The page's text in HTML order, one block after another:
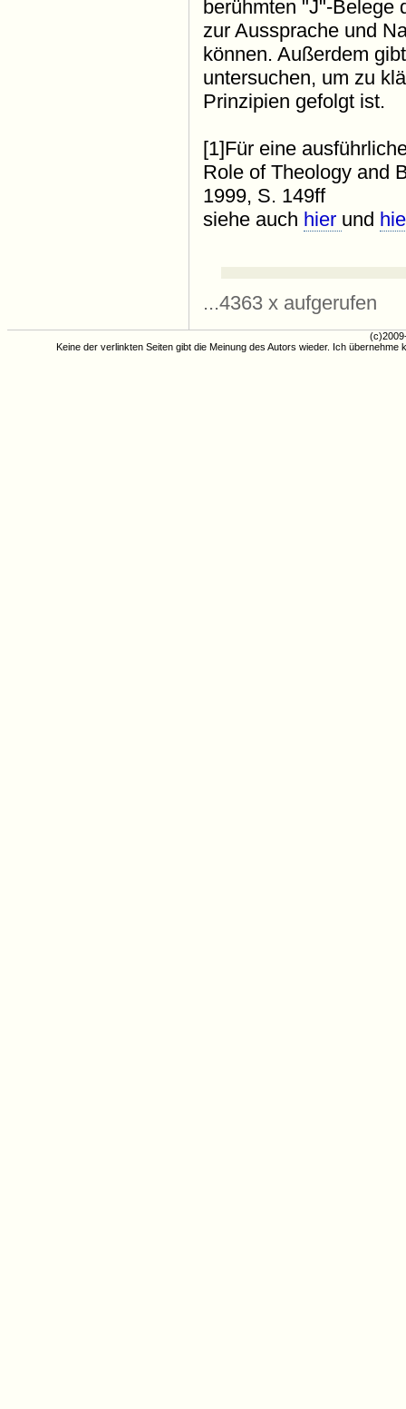
berühmten "J"-Belege
zur Aussprache und
können. Außerdem
untersuchen, um zu
Prinzipien gefolgt ist.
[1]Für eine
Role of Theology and
1999, S. 149ff
siehe auch hier und
...4363 x aufgerufen
Keine der verlinkten Seiten gibt die Meinung des Autors wieder. Ich